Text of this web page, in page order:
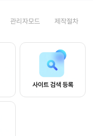
관리자모드 제작절차
사이트 검색 등록